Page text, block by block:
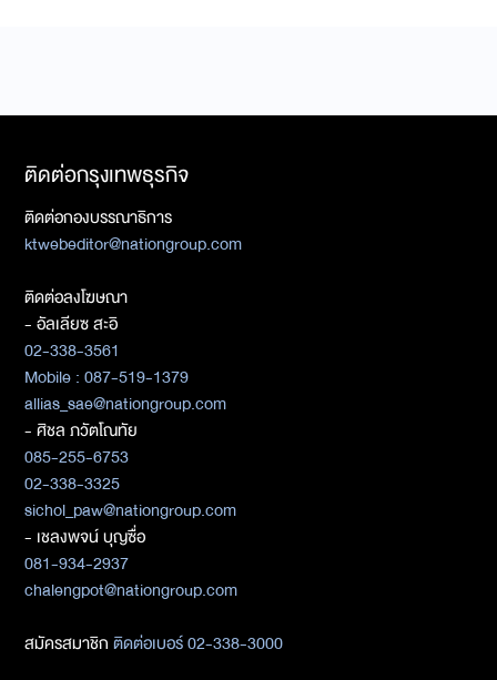
ติดต่อกรุงเทพธุรกิจ
ติดต่อกองบรรณาธิการ
ktwebeditor@nationgroup.com
ติดต่อลงโฆษณา
- อัลเลียซ สะอิ
02-338-3561
Mobile : 087-519-1379
allias_sae@nationgroup.com
- ศิชล ภวัตโณทัย
085-255-6753
02-338-3325
sichol_paw@nationgroup.com
- เชลงพจน์ บุญซื่อ
081-934-2937
chalengpot@nationgroup.com
สมัครสมาชิกติดต่อเบอร์ 02-338-3000